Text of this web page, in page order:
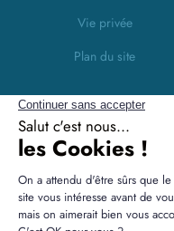
Vie privée
Plan du site